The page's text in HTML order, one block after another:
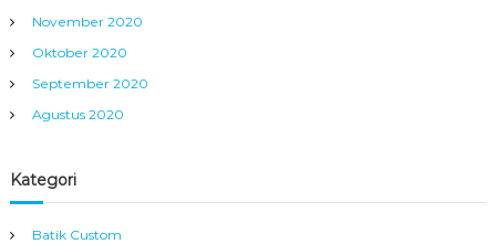
November 2020
Oktober 2020
September 2020
Agustus 2020
Kategori
Batik Custom